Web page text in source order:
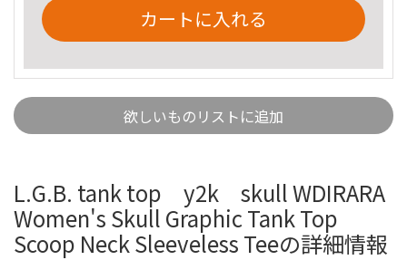
カートに入れる
欲しいものリストに追加
L.G.B. tank top y2k skull WDIRARA
Women's Skull Graphic Tank Top
Scoop Neck Sleeveless Teeの詳細情報